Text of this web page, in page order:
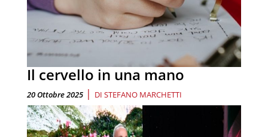
Il cervello in una mano
20 Ottobre 2025 | DI STEFANO MARCHETTI